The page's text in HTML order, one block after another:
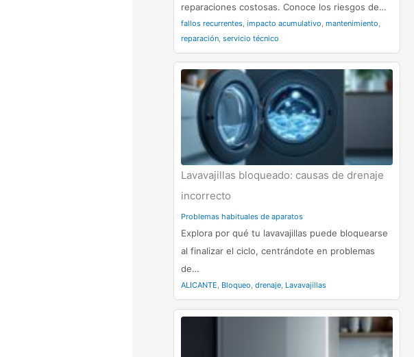
reparaciones costosas. Conoce los riesgos de…
fallos recurrentes, impacto acumulativo mantenimiento
reparación, servicio técnico
Lavavajillas bloqueado: causas de drenaje
incorrecto
Problemas habituales de aparatos
Explora por qué tu lavavajillas puede bloquearse
al finalizar el ciclo, centrándote en problemas
de…
ALICANTE, Bloqueo, drenaje, Lavavajillas